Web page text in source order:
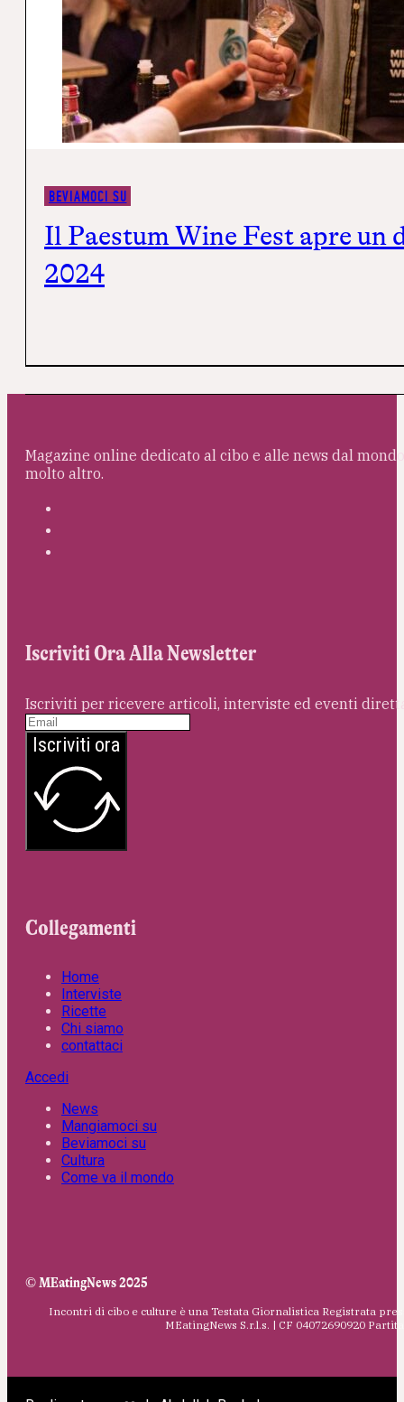
BEVIAMOCI SU
Il Paestum Wine Fest apre
2024
Magazine online dedicato al cibo e alle news dal
molto altro.
Iscriviti Ora Alla Newsletter
Iscriviti per ricevere articoli, interviste ed eventi
Iscriviti ora
Collegamenti
Home
Interviste
Ricette
Chi siamo
contattaci
Accedi
News
Mangiamoci su
Beviamoci su
Cultura
Come va il mondo
© MEatingNews 2025
Incontri di cibo e culture è una Testata Giornalistica Registrata
MEatingNews S.r.l.s. | CF 04072690920